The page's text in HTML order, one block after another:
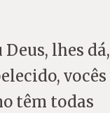
lhes dá,
vocês
têm todas